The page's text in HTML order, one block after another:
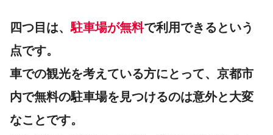
四つ目は、駐車場が無料で利用できるという
点です。
車での観光を考えている方にとって、京都市
内で無料の駐車場を見つけるのは意外と大変
なことです。